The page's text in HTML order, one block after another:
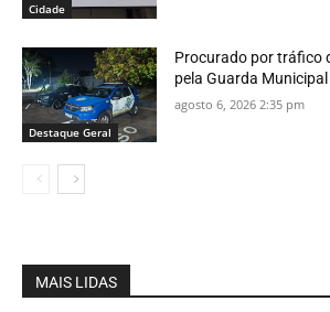
Cidade
Destaque Geral
Procurado por tráfico
pela Guarda
agosto 6, 2026 2:35 pm
MAIS LIDAS